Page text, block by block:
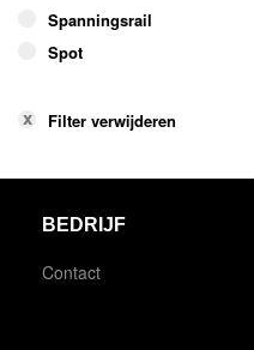
Spanningsrail
Spot
Filter verwijderen
BEDRIJF
Contact